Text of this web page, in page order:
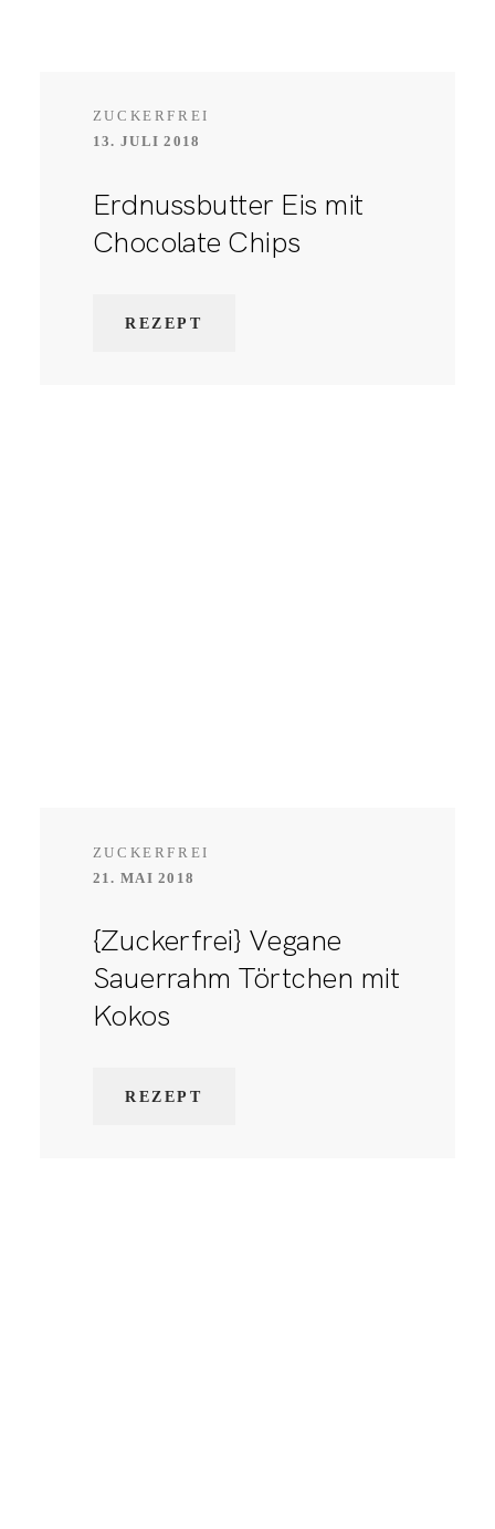
ZUCKERFREI
13. JULI 2018
Erdnussbutter Eis mit
Chocolate Chips
REZEPT
ZUCKERFREI
21. MAI 2018
{Zuckerfrei} Vegane
Sauerrahm Törtchen mit
Kokos
REZEPT